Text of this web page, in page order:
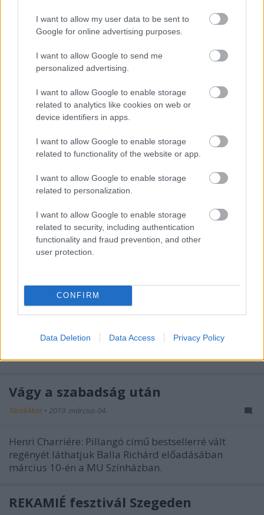
I want to allow my user data to be sent to
Google for online advertising purposes.
I want to allow Google to send me
personalized advertising.
I want to allow Google to enable storage
related to analytics like cookies on web or
device identifiers in apps.
I want to allow Google to enable storage
related to functionality of the website or app.
I want to allow Google to enable storage
related to personalization.
I want to allow Google to enable storage
related to security, including authentication
functionality and fraud prevention, and other
user protection.
CONFIRM
Data Deletion Data Access Privacy Policy
A nap fotója – Nemek és igenek a
Centrál Színházban
TörökÁkos•2019. március 05.
Nina Raine darabját Puskás Tamás állította
színpadra.
Kiss Eszter: „Ez igazi fürdés a
TörökÁkos•2019. március 05.
Kiss Esztert a Jurányi Házban a Gólem Színház
Lefitymálva című darabjában láthatjuk, amelynek
áprilisban lesz a 90. előadása.
szerelemről
TörökÁkos•2019. március 05.
Paul Claudel Angyali üdvözletét állították színpadra
a Stúdió K-ban.
Vágy a szabadság után
TörökÁkos • 2019. március 04.
Henri Charriére: Pillangó című bestsellerré vált
regényét láthatjuk Balla Richárd előadásában
március 10-én a MU Színházban.
REKAMIÉ fesztivál Szegeden